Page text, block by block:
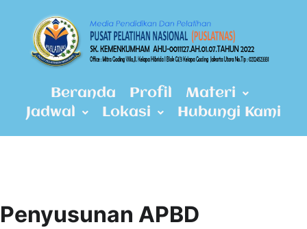
Beranda Profil
Materi
Jadwal
Lokasi Hubungi Kami
Penyusunan APBD